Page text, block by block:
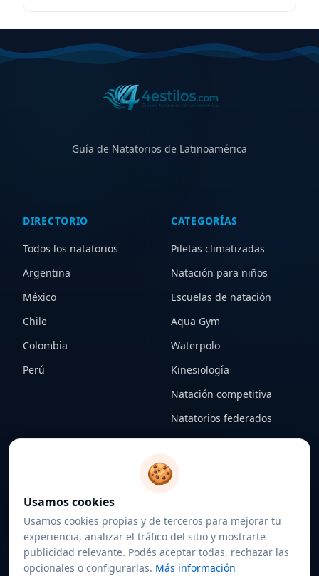
Guía de Natatorios de Latinoamérica
DIRECTORIO
Todos los natatorios
Argentina
México
Chile
Colombia
Perú
CATEGORÍAS
Piletas climatizadas
Natación para niños
Escuelas de natación
Aqua Gym
Waterpolo
Kinesiología
Natación competitiva
Natatorios federados
Federaciones
Sobre nosotros
Contacto
Política de cookies
Configurar cookies
🍪
Usamos cookies
Usamos cookies propias y de terceros para mejorar tu
experiencia, analizar el tráfico del sitio y mostrarte
publicidad relevante. Podés aceptar todas, rechazar las
opcionales o configurarlas. Más información